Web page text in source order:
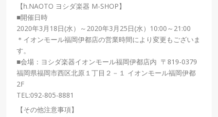
【h.NAOTO ヨシダ楽器 M-SHOP】
■開催日時
2020年3月18日(水）～2020年3月25日(水）10:00～21:00
＊イオンモール福岡伊都店の営業時間により変更もございま
す。
■会場：ヨシダ楽器イオンモール福岡伊都店内 〒819-0379
福岡県福岡市西区北原１丁目２－１ イオンモール福岡伊都
2F
TEL:092-805-8881
【その他注意事項】